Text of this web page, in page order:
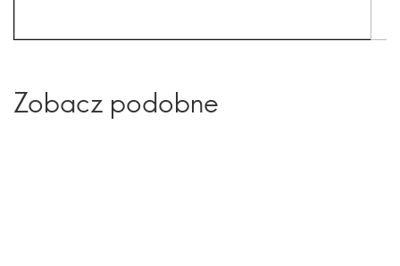
Zobacz podobne